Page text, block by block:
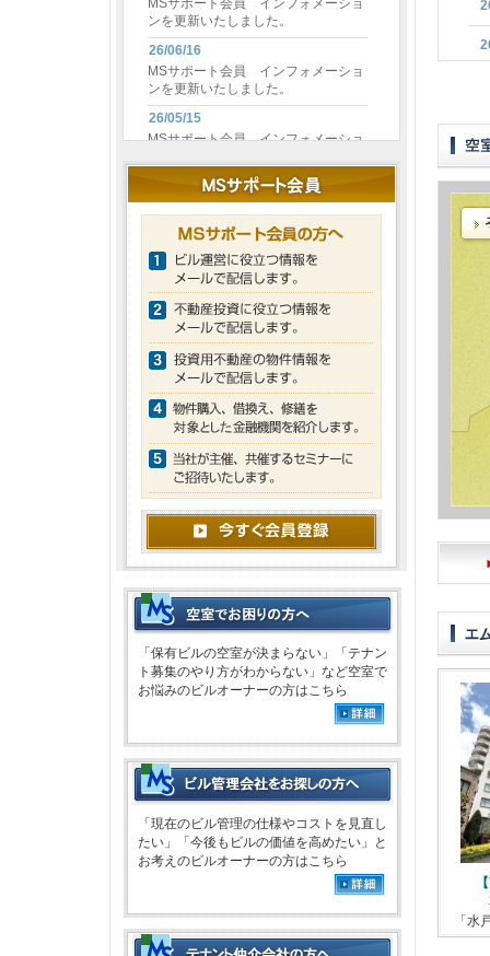
「保有ビルの空室が決まらない」「テナン
ト募集のやり方がわからない」など空室で
お悩みのビルオーナーの方はこちら
「現在のビル管理の仕様やコストを見直し
たい」「今後もビルの価値を高めたい」と
お考えのビルオーナーの方はこちら